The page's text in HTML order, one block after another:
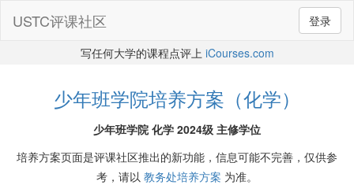
登录
USTC评课社区
写任何大学的课程点评上 iCourses.com
少年班学院培养方案（化学）
少年班学院 化学 2024级 主修学位
培养方案页面是评课社区推出的新功能，信息可能不完善，仅供参
考，请以 教务处培养方案 为准。